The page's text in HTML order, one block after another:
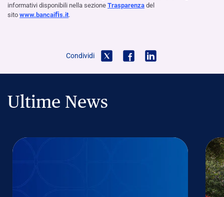
informativi disponibili nella sezione Trasparenza del
sito www.bancaiﬁs.it.
Condividi
Ultime News